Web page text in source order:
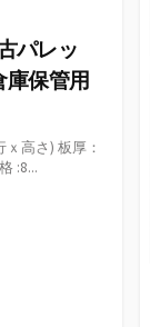
パレッ
庫保管用
高さ) 板厚：
:8...